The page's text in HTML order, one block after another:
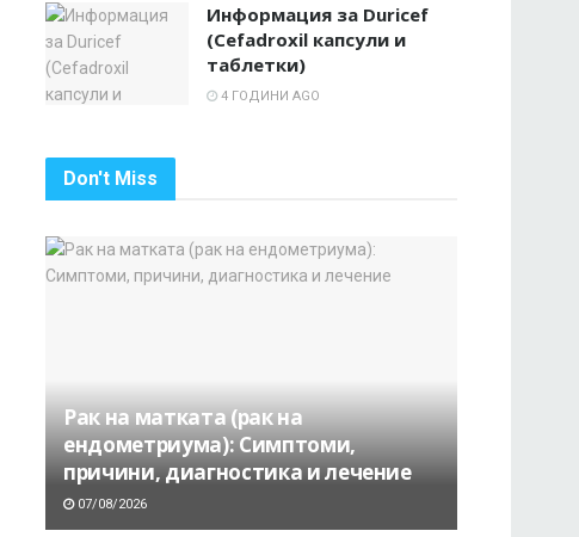
Информация за Duricef
(Cefadroxil капсули и
таблетки)
4 ГОДИНИ AGO
Don't Miss
Рак на матката (рак на
ендометриума): Симптоми,
причини, диагностика и лечение
07/08/2026